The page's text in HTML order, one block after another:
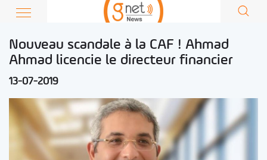
Nouveau scandale à la CAF ! Ahmad
Ahmad licencie le directeur financier
13-07-2019